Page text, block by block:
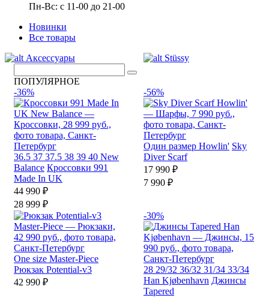
Пн-Вс: с 11-00 до 21-00
Новинки
Все товары
Аксессуары
Stüssy
ПОПУЛЯРНОЕ
-36%
36.5 37 37.5 38 39 40 New
Balance Кроссовки 991
Made In UK
44 990 ₽
28 999 ₽
-56%
Один размер Howlin' Sky
Diver Scarf
17 990 ₽
7 990 ₽
One size Master-Piece
Рюкзак Potential-v3
42 990 ₽
-30%
28 29/32 36/32 31/34 33/34
Han Kjøbenhavn Джинсы
Tapered